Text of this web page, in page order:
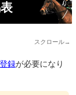
スクロール→
録が必要になり